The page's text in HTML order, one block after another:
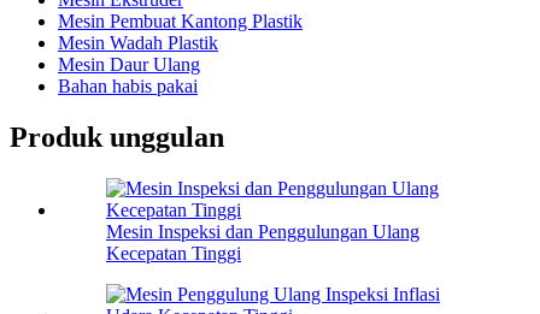
Mesin Pembuat Kantong Plastik
Mesin Wadah Plastik
Mesin Daur Ulang
Bahan habis pakai
Produk unggulan
Mesin Inspeksi dan Penggulungan Ulang
Kecepatan Tinggi